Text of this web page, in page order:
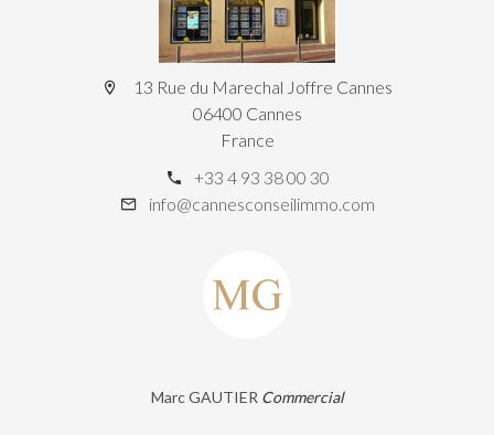
13 Rue du Marechal Joffre Cannes
06400 Cannes
France
+33 4 93 38 00 30
info@cannesconseilimmo.com
Marc GAUTIER Commercial